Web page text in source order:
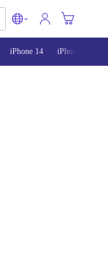
iPhone 14 iPhone 15